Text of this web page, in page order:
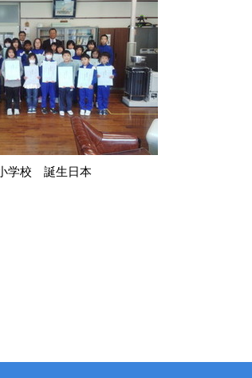
学校 誕生日本